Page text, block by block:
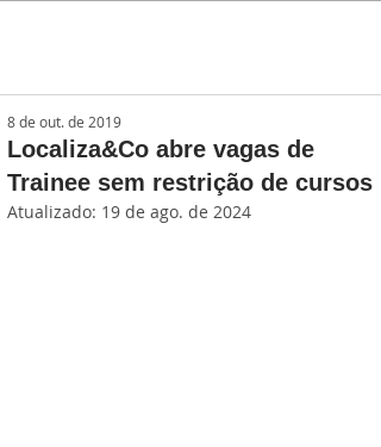
Localiza&Co abre vagas de
Trainee sem restrição de cursos
8 de out. de 2019
Atualizado: 19 de ago. de 2024